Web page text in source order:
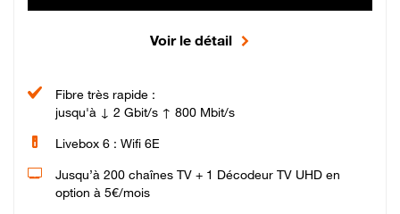
Voir le détail
Fibre très rapide :
jusqu'à ↓ 2 Gbit/s ↑ 800 Mbit/s
Livebox 6 : Wifi 6E
Jusqu’à 200 chaînes TV + 1 Décodeur TV UHD en
option à 5€/mois